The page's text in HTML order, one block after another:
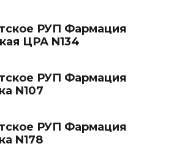
РУП Фармация
ЦРА N134
РУП Фармация
N107
РУП Фармация
N178